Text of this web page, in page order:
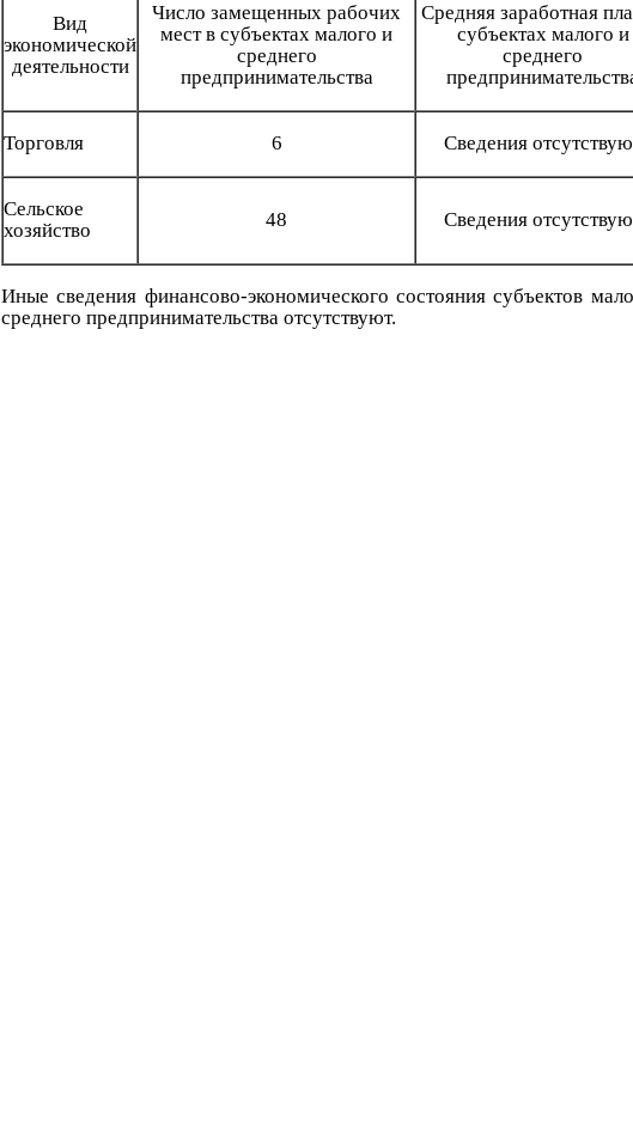
Вид
экономической
деятельности
Число замещенных рабочих
мест в субъектах малого и
среднего
предпринимательства
Средняя заработная
субъектах малого и
среднего
Торговля 6 Сведения
Сельское
хозяйство
48 Сведения
Иные сведения финансово-экономического состояния субъектов
среднего предпринимательства отсутствуют.